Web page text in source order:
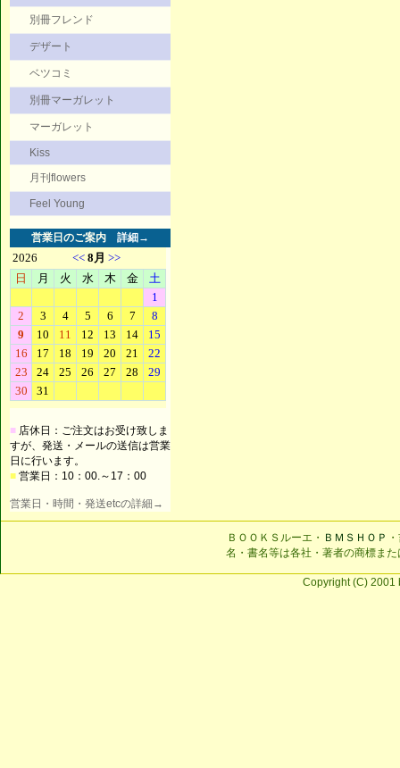
別冊フレンド
デザート
ベツコミ
別冊マーガレット
マーガレット
Kiss
月刊flowers
Feel Young
営業日のご案内 詳細→
■ 店休日：ご注文はお受け致しま
すが、発送・メールの送信は営業
日に行います。
■ 営業日：10：00.～17：00
営業日・時間・発送etcの詳細→
ＢＯＯＫＳルーエ・ ＢＭＳＨＯＰ
名・書名等は各社・著者の商標ま
Copyright (C) 2001